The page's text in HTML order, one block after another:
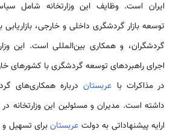
ایران است. وظایف این وزارتخانه شامل
توسعه بازار گردشگری داخلی و خارجی،
گردشگران، و همکاری بین‌المللی است. این
اجرای راهبردهای توسعه گردشگری با کشورهای
در مذاکرات با عربستاندرباره همکاری‌های
داشته است. مدیران و مسئولین این وزارتخانه
ارایه پیشنهاداتی به دولت عربستانبرای تسهیل و